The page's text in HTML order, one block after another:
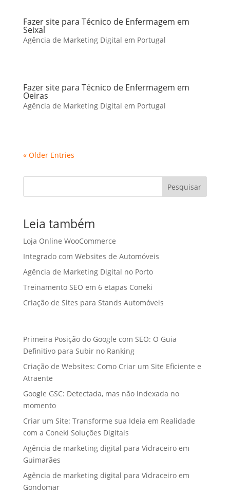
Fazer site para Técnico de Enfermagem em
Seixal
Agência de Marketing Digital em Portugal
Fazer site para Técnico de Enfermagem em
Oeiras
Agência de Marketing Digital em Portugal
« Older Entries
Pesquisar
Leia também
Loja Online WooCommerce
Integrado com Websites de Automóveis
Agência de Marketing Digital no Porto
Treinamento SEO em 6 etapas Coneki
Criação de Sites para Stands Automóveis
Primeira Posição do Google com SEO: O Guia
Definitivo para Subir no Ranking
Criação de Websites: Como Criar um Site Eficiente e
Atraente
Google GSC: Detectada, mas não indexada no
momento
Criar um Site: Transforme sua Ideia em Realidade
com a Coneki Soluções Digitais
Agência de marketing digital para Vidraceiro em
Guimarães
Agência de marketing digital para Vidraceiro em
Gondomar